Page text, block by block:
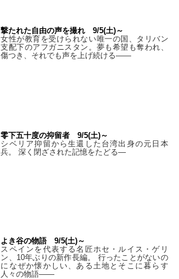
撃たれた自由の声を撮れ 9/5(土)～
女性が教育を受けられない唯一の国、タリバン
支配下のアフガニスタン。夢も希望も奪われ、
傷つき、それでも声を上げ続ける——
零下五十度の抑留者 9/5(土)～
シベリア抑留から生還した台湾出身の元日本
兵。 深く閉ざされた記憶をたどる—
よき谷の物語 9/5(土)～
スペインを代表する名匠ホセ・ルイス・ゲリ
ン、10年ぶりの新作長編。 行ったことがないの
になぜか懐かしい、ある土地とそこに暮らす
人々の物語――